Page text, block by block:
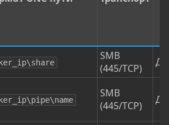
SMB
(445/TCP)
Да
SMB
(445/TCP)
Да